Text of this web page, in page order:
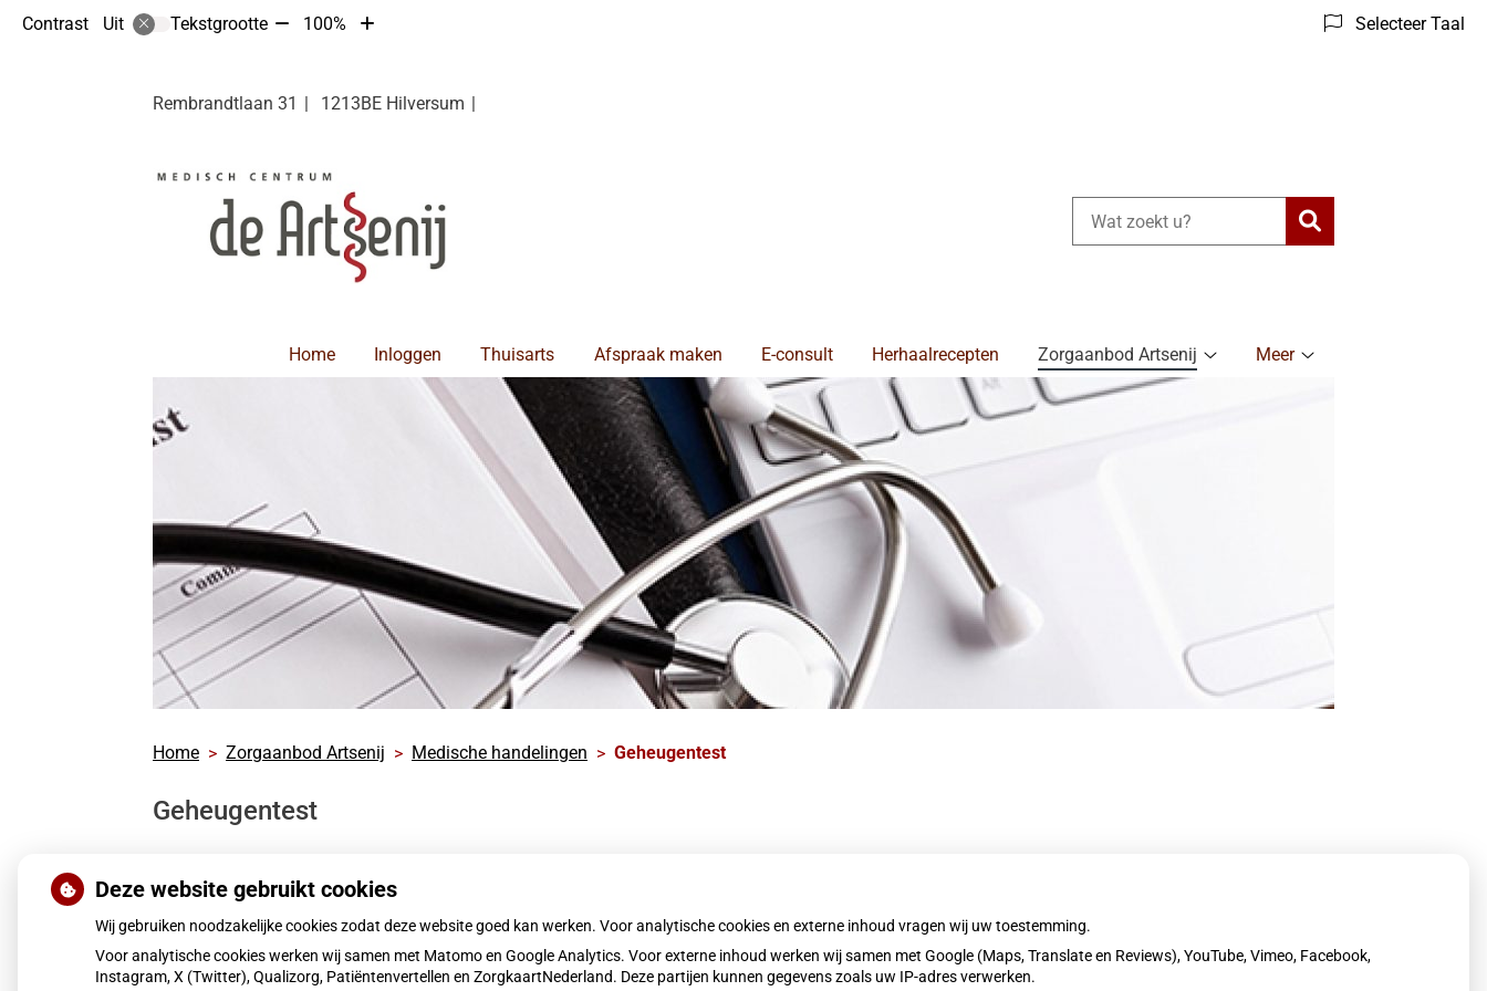
Contrast Uit Tekstgrootte Tekst
10%
100%
Tekst
10%
Selecteer Taal
Rembrandtlaan 31 1213BE Hilversum
Zoeken
Home Inloggen Thuisarts Afspraak maken E-consult Herhaalrecepten
Zorgaanbod Artsenij
Meer
Home Zorgaanbod Artsenij Medische handelingen Geheugentest
Geheugentest
ongeveer een 30 minuten. Aansluitend bespreekt de huisarts met u de uitslagen van de test.
Deze website gebruikt cookies
Wij gebruiken noodzakelijke cookies zodat deze website goed kan werken. Voor analytische cookies en externe inhoud vragen wij uw toestemming.
Voor analytische cookies werken wij samen met Matomo en Google Analytics. Voor externe inhoud werken wij samen met Google (Maps, Translate en Reviews), YouTube, Vimeo, Facebook,
Instagram, X (Twitter), Qualizorg, Patiëntenvertellen en ZorgkaartNederland. Deze partijen kunnen gegevens zoals uw IP-adres verwerken.